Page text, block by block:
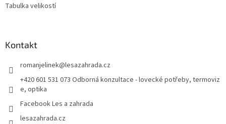
Tabulka velikostí
Kontakt
romanjelinek@lesazahrada.cz
+420 601 531 073 Odborná konzultace - lovecké potřeby, termoviz
e, optika
Facebook Les a zahrada
lesazahrada.cz